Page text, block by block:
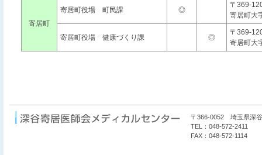
寄居町
寄居町役場 町民課 ◎
〒369-
寄居町大
寄居町役場 健康づくり課 ◎
〒369-
寄居町大
〒366-0052 埼玉県深
TEL：048-572-2411
FAX：048-572-1114